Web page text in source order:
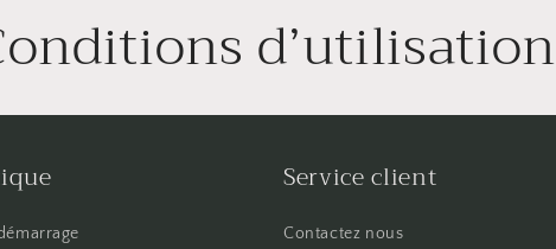
d’utilisation
Service client
Contactez nous